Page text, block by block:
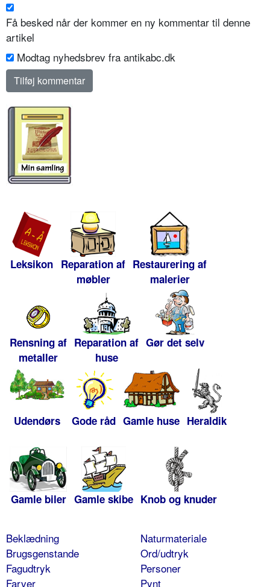
Få besked når der kommer en ny kommentar til denne
artikel
Modtag nyhedsbrev fra antikabc.dk
Leksikon Reparation af
møbler
Restaurering af
malerier
Rensning af
metaller
Reparation af
huse
Gør det selv
Udendørs Gode råd Gamle huse Heraldik
Gamle biler Gamle skibe Knob og knuder
Beklædning
Brugsgenstande
Fagudtryk
Farver
Naturmateriale
Ord/udtryk
Personer
Pynt